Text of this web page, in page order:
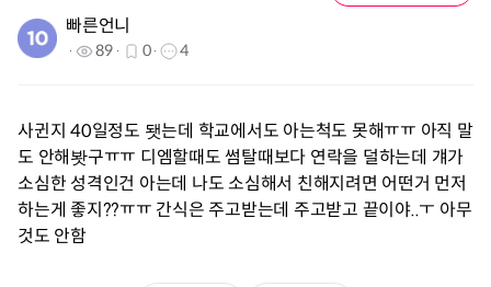
빠른언니
89 0 4
사귄지 40일정도 됏는데 학교에서도 아는척도 못해ㅠㅠ 아직 말
도 안해봣구ㅠㅠ 디엠할때도 썸탈때보다 연락을 덜하는데 걔가
소심한 성격인건 아는데 나도 소심해서 친해지려면 어떤거 먼저
하는게 좋지??ㅠㅠ 간식은 주고받는데 주고받고 끝이야..ㅜ 아무
것도 안함